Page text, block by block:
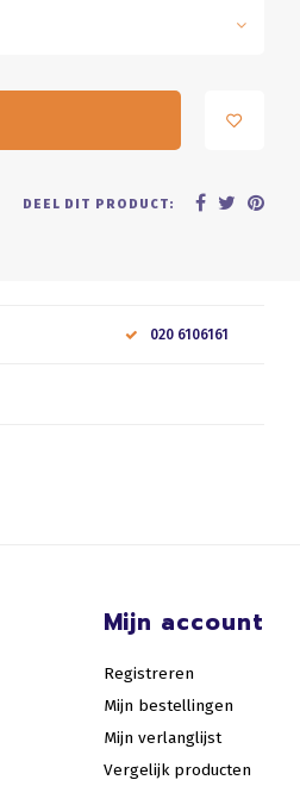
DEEL DIT PRODUCT:
020 6106161
Mijn account
Registreren
Mijn bestellingen
Mijn verlanglijst
Vergelijk producten